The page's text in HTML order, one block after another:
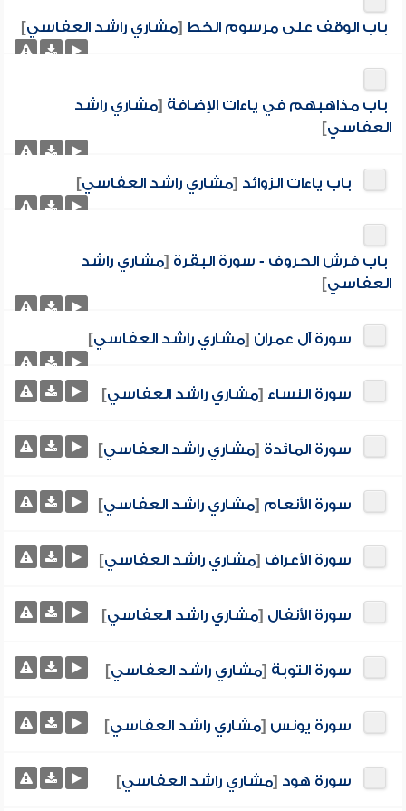
باب الوقف على مرسوم الخط [مشاري راشد العفاسي]
باب مذاهبهم في ياءات الإضافة [مشاري راشد
العفاسي]
باب ياءات الزوائد [مشاري راشد العفاسي]
باب فرش الحروف - سورة البقرة [مشاري راشد
العفاسي]
سورة آل عمران [مشاري راشد العفاسي]
سورة النساء [مشاري راشد العفاسي]
سورة المائدة [مشاري راشد العفاسي]
سورة الأنعام [مشاري راشد العفاسي]
سورة الأعراف [مشاري راشد العفاسي]
سورة الأنفال [مشاري راشد العفاسي]
سورة التوبة [مشاري راشد العفاسي]
سورة يونس [مشاري راشد العفاسي]
سورة هود [مشاري راشد العفاسي]